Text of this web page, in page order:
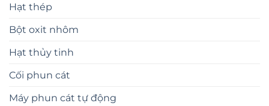
Hạt thép
Bột oxit nhôm
Hạt thủy tinh
Cối phun cát
Máy phun cát tự động